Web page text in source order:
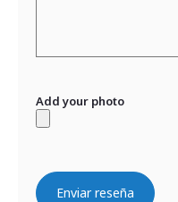
Add your photo
Enviar reseña